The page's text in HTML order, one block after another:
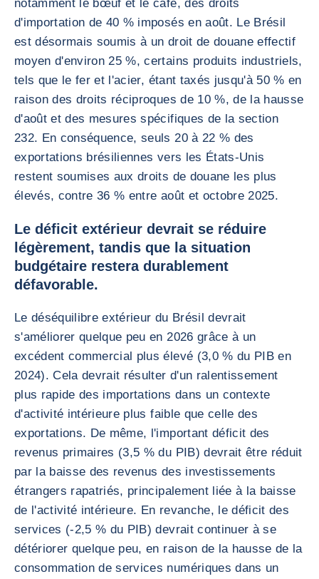
notamment le bœuf et le café, des droits
d'importation de 40 % imposés en août. Le Brésil
est désormais soumis à un droit de douane effectif
moyen d'environ 25 %, certains produits industriels,
tels que le fer et l'acier, étant taxés jusqu'à 50 % en
raison des droits réciproques de 10 %, de la hausse
d'août et des mesures spécifiques de la section
232. En conséquence, seuls 20 à 22 % des
exportations brésiliennes vers les États-Unis
restent soumises aux droits de douane les plus
élevés, contre 36 % entre août et octobre 2025.
Le déficit extérieur devrait se réduire
légèrement, tandis que la situation
budgétaire restera durablement
défavorable.
Le déséquilibre extérieur du Brésil devrait
s'améliorer quelque peu en 2026 grâce à un
excédent commercial plus élevé (3,0 % du PIB en
2024). Cela devrait résulter d'un ralentissement
plus rapide des importations dans un contexte
d'activité intérieure plus faible que celle des
exportations. De même, l'important déficit des
revenus primaires (3,5 % du PIB) devrait être réduit
par la baisse des revenus des investissements
étrangers rapatriés, principalement liée à la baisse
de l'activité intérieure. En revanche, le déficit des
services (-2,5 % du PIB) devrait continuer à se
détériorer quelque peu, en raison de la hausse de la
consommation de services numériques dans un